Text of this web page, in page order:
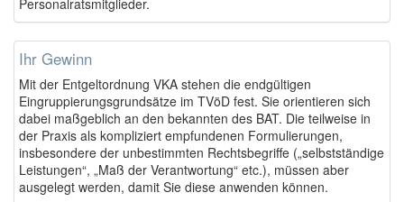
Ihr Gewinn
Mit der Entgeltordnung VKA stehen die endgültigen
Eingruppierungsgrundsätze im TVöD fest. Sie orientieren sich
dabei maßgeblich an den bekannten des BAT. Die teilweise in
der Praxis als kompliziert empfundenen Formulierungen,
insbesondere der unbestimmten Rechtsbegriffe („selbstständige
Leistungen“, „Maß der Verantwortung“ etc.), müssen aber
ausgelegt werden, damit Sie diese anwenden können.